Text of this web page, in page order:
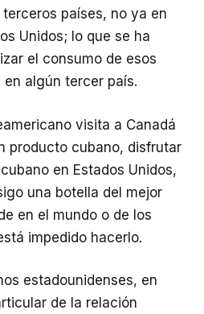
países, no ya en
Unidos; lo que se ha
el consumo de esos
algún tercer país.
visita a Canadá
producto cubano, disfrutar
en Estados Unidos,
una botella del mejor
en el mundo o de los
impedido hacerlo.
estadounidenses, en
de la relación